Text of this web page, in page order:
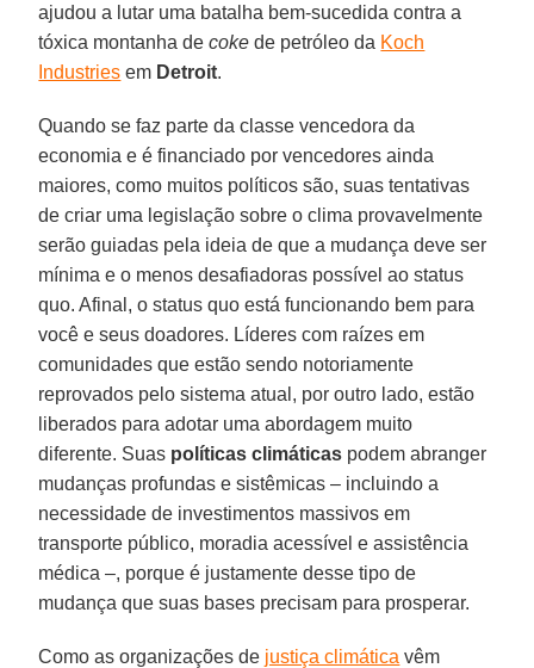
ajudou a lutar uma batalha bem-sucedida contra a
tóxica montanha decoke de petróleo da Koch
Industries em Detroit.
Quando se faz parte da classe vencedora da
economia e é financiado por vencedores ainda
maiores, como muitos políticos são, suas tentativas
de criar uma legislação sobre o clima provavelmente
serão guiadas pela ideia de que a mudança deve ser
mínima e o menos desafiadoras possível ao status
quo. Afinal, o status quo está funcionando bem para
você e seus doadores. Líderes com raízes em
comunidades que estão sendo notoriamente
reprovados pelo sistema atual, por outro lado, estão
liberados para adotar uma abordagem muito
diferente. Suas políticas climáticas podem abranger
mudanças profundas e sistêmicas – incluindo a
necessidade de investimentos massivos em
transporte público, moradia acessível e assistência
médica –, porque é justamente desse tipo de
mudança que suas bases precisam para prosperar.
Como as organizações de justiça climática vêm